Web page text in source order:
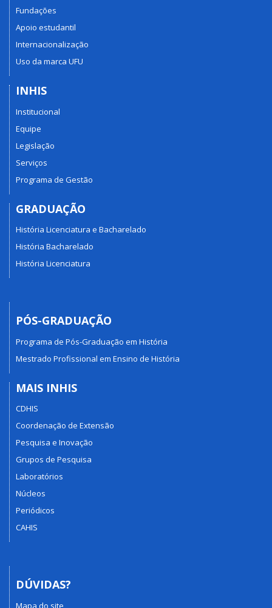
Fundações
Apoio estudantil
Internacionalização
Uso da marca UFU
INHIS
Institucional
Equipe
Legislação
Serviços
Programa de Gestão
GRADUAÇÃO
História Licenciatura e Bacharelado
História Bacharelado
História Licenciatura
PÓS-GRADUAÇÃO
Programa de Pós-Graduação em História
Mestrado Profissional em Ensino de História
MAIS INHIS
CDHIS
Coordenação de Extensão
Pesquisa e Inovação
Grupos de Pesquisa
Laboratórios
Núcleos
Periódicos
CAHIS
DÚVIDAS?
Mapa do site